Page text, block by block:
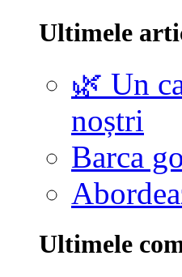
Ultimele
🌿 Un
noștri
Barca
Ultimele